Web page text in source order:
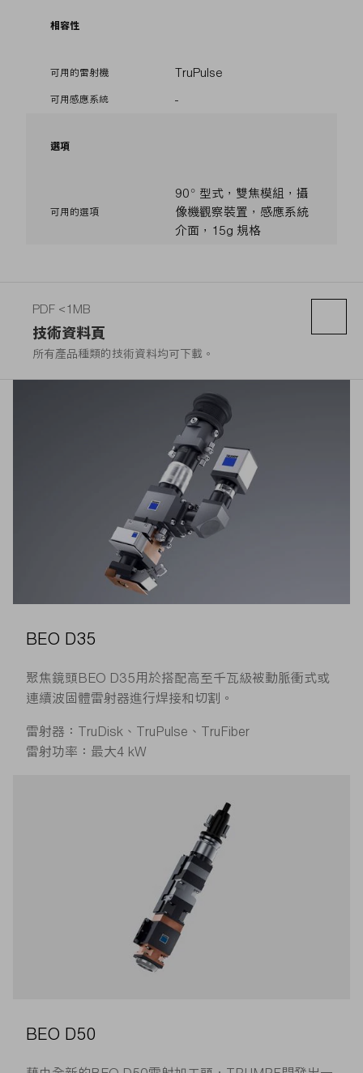
相容性
可用的雷射機 TruPulse
可用感應系統 -
選項
可用的選項
90° 型式，雙焦模組，攝
像機觀察裝置，感應系統
介面，15g 規格
PDF <1MB
技術資料頁
所有產品種類的技術資料均可下載。
BEO D35
聚焦鏡頭BEO D35用於搭配高至千瓦級被動脈衝式或
連續波固體雷射器進行焊接和切割。
雷射器：TruDisk、TruPulse、TruFiber
雷射功率：最大4 kW
BEO D50